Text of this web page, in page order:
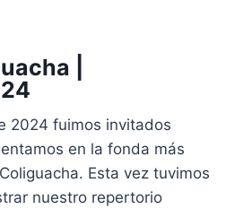
|
2024 fuimos invitados
en la fonda más
Esta vez tuvimos
nuestro repertorio